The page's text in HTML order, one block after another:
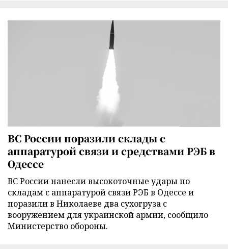
ВС России поразили склады с
аппаратурой связи и средствами РЭБ в
Одессе
ВС России нанесли высокоточные удары по
складам с аппаратурой связи РЭБ в Одессе и
поразили в Николаеве два сухогруза с
вооружением для украинской армии, сообщило
Министерство обороны.